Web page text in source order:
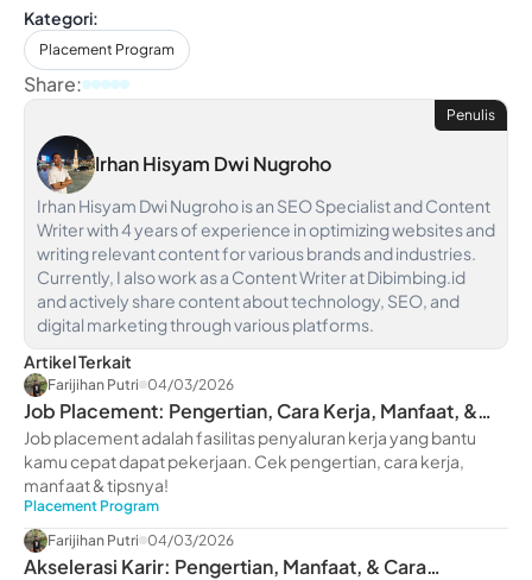
Kategori:
Placement Program
Share:
Penulis
Irhan Hisyam Dwi Nugroho
Irhan Hisyam Dwi Nugroho is an SEO Specialist and Content
Writer with 4 years of experience in optimizing websites and
writing relevant content for various brands and industries.
Currently, I also work as a Content Writer at Dibimbing.id
and actively share content about technology, SEO, and
digital marketing through various platforms.
Artikel Terkait
Farijihan Putri 04/03/2026
Job Placement: Pengertian, Cara Kerja, Manfaat, &
Tips
Job placement adalah fasilitas penyaluran kerja yang bantu
kamu cepat dapat pekerjaan. Cek pengertian, cara kerja,
manfaat & tipsnya!
Placement Program
Farijihan Putri 04/03/2026
Akselerasi Karir: Pengertian, Manfaat, & Cara